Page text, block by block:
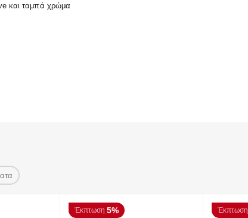
και ταμπά χρώμα
Έκπτωση 5% Έκπτωση